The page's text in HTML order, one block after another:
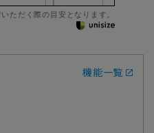
ただく際の目安となります。
機能一覧